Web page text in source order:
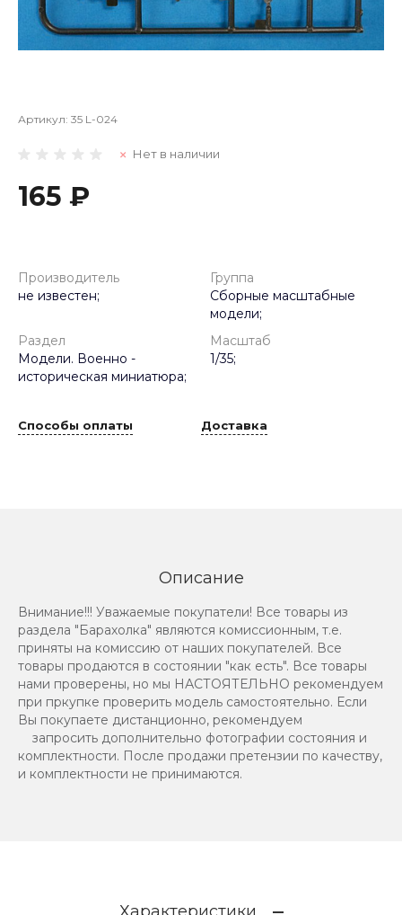
Артикул: 35 L-024
Нет в наличии
165 ₽
Производитель
не известен;
Группа
Сборные масштабные
модели;
Раздел
Модели. Военно -
историческая миниатюра;
Масштаб
1/35;
Способы оплаты Доставка
Описание
Внимание!!! Уважаемые покупатели! Все товары из
раздела "Барахолка" являются комиссионным, т.е.
приняты на комиссию от наших покупателей. Все
товары продаются в состоянии "как есть". Все товары
нами проверены, но мы НАСТОЯТЕЛЬНО рекомендуем
при пркупке проверить модель самостоятельно. Если
Вы покупаете дистанционно, рекомендуем
запросить дополнительно фотографии состояния и
комплектности. После продажи претензии по качеству,
и комплектности не принимаются.